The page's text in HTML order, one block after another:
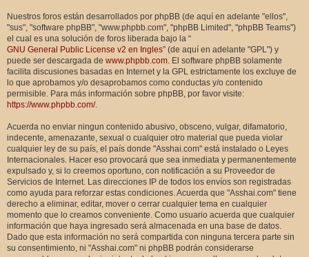
Nuestros foros están desarrollados por phpBB (de aquí en adelante "ellos",
"sus", "software phpBB", "www.phpbb.com", "phpBB Limited", "phpBB Teams")
el cual es una solución de foros liberada bajo la “
GNU General Public License v2 en Ingles” (de aquí en adelante "GPL") y
puede ser descargada de www.phpbb.com. El software phpBB solamente
facilita discusiones basadas en Internet y la GPL estrictamente los excluye de
lo que aprobamos y/o desaprobamos como conductas y/o contenido
permisible. Para más información sobre phpBB, por favor visite:
https://www.phpbb.com/.
Acuerda no enviar ningun contenido abusivo, obsceno, vulgar, difamatorio,
indecente, amenazante, sexual o cualquier otro material que pueda violar
cualquier ley de su país, el país donde "Asshai.com" está instalado o Leyes
Internacionales. Hacer eso provocará que sea inmediata y permanentemente
expulsado y, si lo creemos oportuno, con notificación a su Proveedor de
Servicios de Internet. Las direcciones IP de todos los envíos son registradas
como ayuda para reforzar estas condiciones. Acuerda que "Asshai.com" tiene
derecho a eliminar, editar, mover o cerrar cualquier tema en cualquier
momento que lo creamos conveniente. Como usuario acuerda que cualquier
información que haya ingresado será almacenada en una base de datos.
Dado que esta información no será compartida con ninguna tercera parte sin
su consentimiento, ni "Asshai.com" ni phpBB podrán considerarse